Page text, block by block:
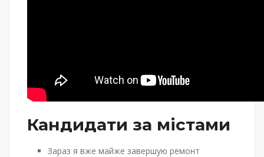
Кандидати за містами
Зараз я вже майже завершую ремонт